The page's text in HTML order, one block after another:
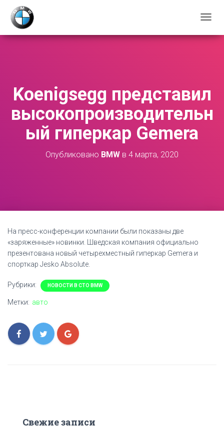
Е
Ч
И
Т
Ь
Koenigsegg представил
высокопроизводительн
ый гиперкар Gemera
Опубликовано BMW в 4 марта, 2020
На пресс-конференции компании были показаны две
«заряженные» новинки. Шведская компания официально
презентована новый четырехместный гиперкар Gemera и
спорткар Jesko Absolute.
Рубрики: НОВОСТИ В СТО BMW
Метки: авто
Свежие записи